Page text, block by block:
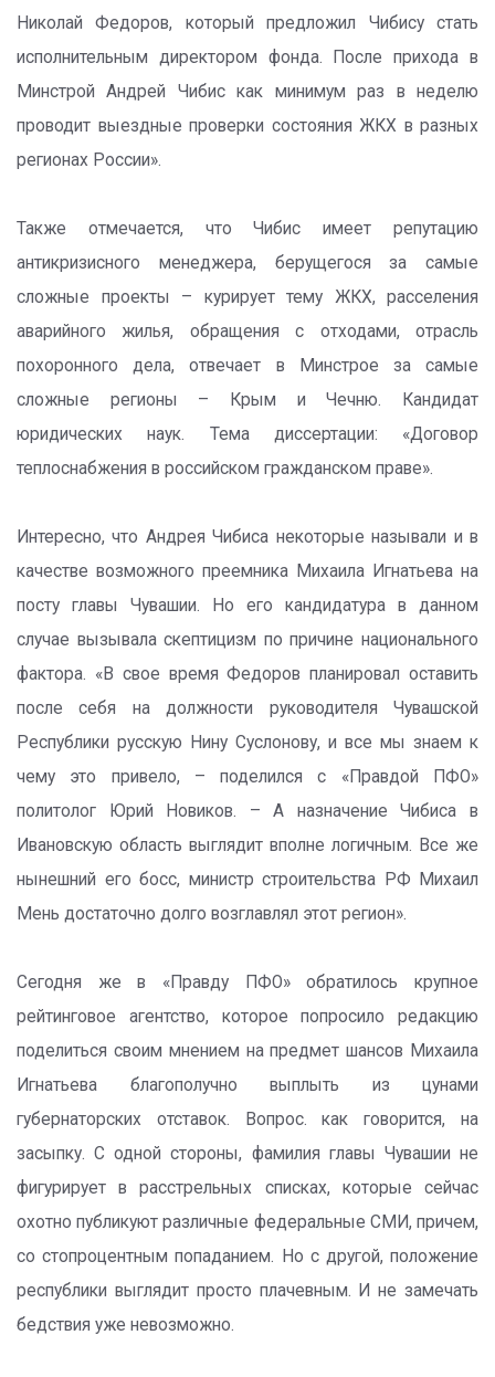
Николай Федоров, который предложил Чибису стать
исполнительным директором фонда. После прихода в
Минстрой Андрей Чибис как минимум раз в неделю
проводит выездные проверки состояния ЖКХ в разных
регионах России».
Также отмечается, что Чибис имеет репутацию
антикризисного менеджера, берущегося за самые
сложные проекты – курирует тему ЖКХ, расселения
аварийного жилья, обращения с отходами, отрасль
похоронного дела, отвечает в Минстрое за самые
сложные регионы – Крым и Чечню. Кандидат
юридических наук. Тема диссертации: «Договор
теплоснабжения в российском гражданском праве».
Интересно, что Андрея Чибиса некоторые называли и в
качестве возможного преемника Михаила Игнатьева на
посту главы Чувашии. Но его кандидатура в данном
случае вызывала скептицизм по причине национального
фактора. «В свое время Федоров планировал оставить
после себя на должности руководителя Чувашской
Республики русскую Нину Суслонову, и все мы знаем к
чему это привело, – поделился с «Правдой ПФО»
политолог Юрий Новиков. – А назначение Чибиса в
Ивановскую область выглядит вполне логичным. Все же
нынешний его босс, министр строительства РФ Михаил
Мень достаточно долго возглавлял этот регион».
Сегодня же в «Правду ПФО» обратилось крупное
рейтинговое агентство, которое попросило редакцию
поделиться своим мнением на предмет шансов Михаила
Игнатьева благополучно выплыть из цунами
губернаторских отставок. Вопрос. как говорится, на
засыпку. С одной стороны, фамилия главы Чувашии не
фигурирует в расстрельных списках, которые сейчас
охотно публикуют различные федеральные СМИ, причем,
со стопроцентным попаданием. Но с другой, положение
республики выглядит просто плачевным. И не замечать
бедствия уже невозможно.